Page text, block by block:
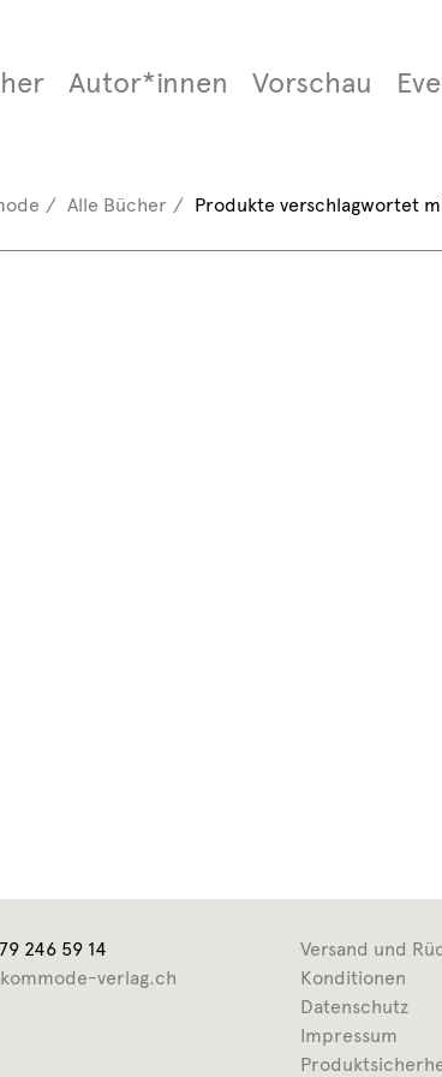
Autor*innen Vorschau
Alle Bücher Produkte verschlagwortet
246 59 14
verlag.ch
Versand und
Konditionen
Datenschutz
Impressum